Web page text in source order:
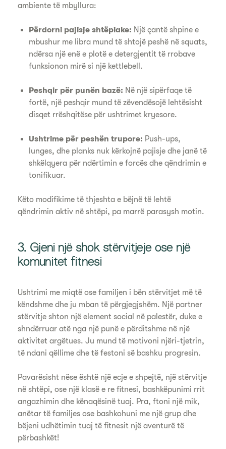
ambiente të mbyllura:
Përdorni pajisje shtëpiake: Një çantë shpine e
mbushur me libra mund të shtojë peshë në squats,
ndërsa një enë e plotë e detergjentit të rrobave
funksionon mirë si një kettlebell.
Peshqir për punën bazë: Në një sipërfaqe të
fortë, një peshqir mund të zëvendësojë lehtësisht
disqet rrëshqitëse për ushtrimet kryesore.
Ushtrime për peshën trupore: Push-ups,
lunges, dhe planks nuk kërkojnë pajisje dhe janë të
shkëlqyera për ndërtimin e forcës dhe qëndrimin e
tonifikuar.
Këto modifikime të thjeshta e bëjnë të lehtë
qëndrimin aktiv në shtëpi, pa marrë parasysh motin.
3. Gjeni një shok stërvitjeje ose një
komunitet fitnesi
Ushtrimi me miqtë ose familjen i bën stërvitjet më të
këndshme dhe ju mban të përgjegjshëm. Një partner
stërvitje shton një element social në palestër, duke e
shndërruar atë nga një punë e përditshme në një
aktivitet argëtues. Ju mund të motivoni njëri-tjetrin,
të ndani qëllime dhe të festoni së bashku progresin.
Pavarësisht nëse është një ecje e shpejtë, një stërvitje
në shtëpi, ose një klasë e re fitnesi, bashkëpunimi rrit
angazhimin dhe kënaqësinë tuaj. Pra, ftoni një mik,
anëtar të familjes ose bashkohuni me një grup dhe
bëjeni udhëtimin tuaj të fitnesit një aventurë të
përbashkët!